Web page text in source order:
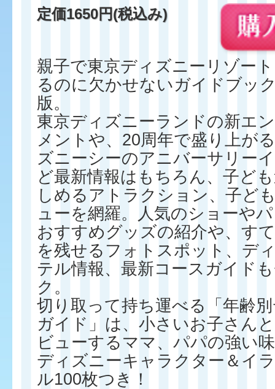
定価1650円(税込み)
親子で東京ディズニーリゾー
るのに欠かせないガイドブッ
版。
東京ディズニーランドの新エ
メントや、20周年で盛り上が
ズニーシーのアニバーサリー
ど最新情報はもちろん、子ど
しめるアトラクション、子ど
ューを網羅。人気のショーや
おすすめグッズの紹介や、す
を残せるフォトスポット、デ
テル情報、最新コースガイド
ク。
切り取って持ち運べる「年齢
ガイド」は、小さいお子さん
ビューするママ、パパの強い
ディズニーキャラクター＆イ
ル100枚つき！